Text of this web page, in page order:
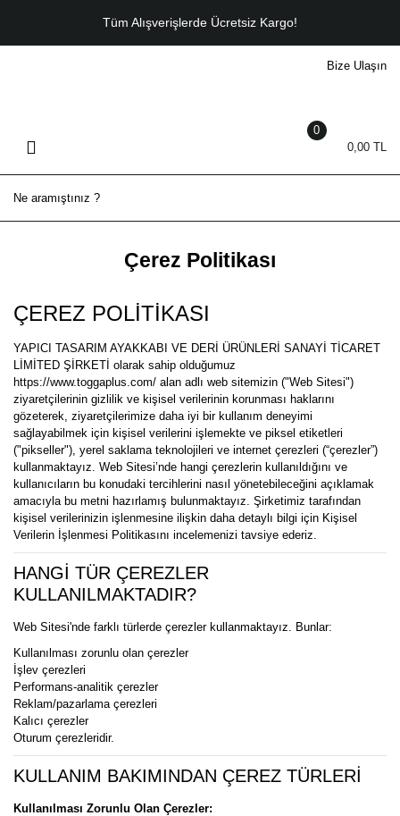
Tüm Alışverişlerde Ücretsiz Kargo!
Bize Ulaşın
0,00 TL
0
Çerez Politikası
ÇEREZ POLİTİKASI
YAPICI TASARIM AYAKKABI VE DERİ ÜRÜNLERİ SANAYİ TİCARET
LİMİTED ŞİRKETİ olarak sahip olduğumuz
https://www.toggaplus.com/ alan adlı web sitemizin ("Web Sitesi")
ziyaretçilerinin gizlilik ve kişisel verilerinin korunması haklarını
gözeterek, ziyaretçilerimize daha iyi bir kullanım deneyimi
sağlayabilmek için kişisel verilerini işlemekte ve piksel etiketleri
("pikseller"), yerel saklama teknolojileri ve internet çerezleri (“çerezler”)
kullanmaktayız. Web Sitesi’nde hangi çerezlerin kullanıldığını ve
kullanıcıların bu konudaki tercihlerini nasıl yönetebileceğini açıklamak
amacıyla bu metni hazırlamış bulunmaktayız. Şirketimiz tarafından
kişisel verilerinizin işlenmesine ilişkin daha detaylı bilgi için Kişisel
Verilerin İşlenmesi Politikasını incelemenizi tavsiye ederiz.
HANGİ TÜR ÇEREZLER
KULLANILMAKTADIR?
Web Sitesi'nde farklı türlerde çerezler kullanmaktayız. Bunlar:
Kullanılması zorunlu olan çerezler
İşlev çerezleri
Performans-analitik çerezler
Reklam/pazarlama çerezleri
Kalıcı çerezler
Oturum çerezleridir.
KULLANIM BAKIMINDAN ÇEREZ TÜRLERİ
Kullanılması Zorunlu Olan Çerezler:
Casual
Klasik